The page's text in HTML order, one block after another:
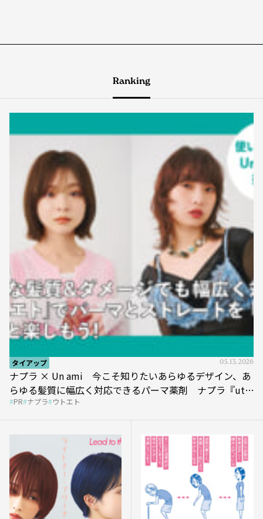
Ranking
タイアップ 05.13.2026
ナプラ × Un ami 今こそ知りたいあらゆるデザイン、あ
らゆる髪質に幅広く対応できるパーマ薬剤 ナプラ『ut-
et』
PR ナプラ ウトエト